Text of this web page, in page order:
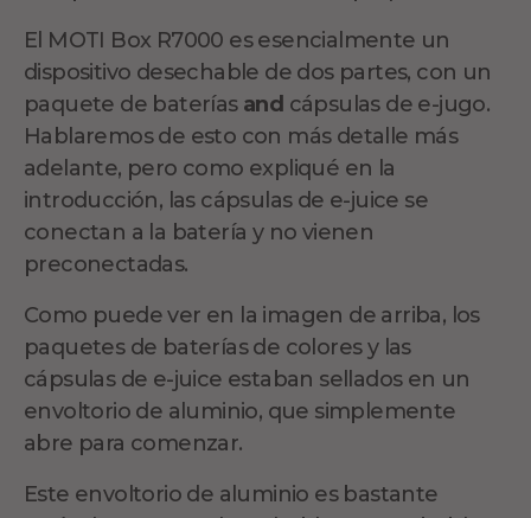
El MOTI Box R7000 es esencialmente un
dispositivo desechable de dos partes, con un
paquete de baterías and cápsulas de e-jugo.
Hablaremos de esto con más detalle más
adelante, pero como expliqué en la
introducción, las cápsulas de e-juice se
conectan a la batería y no vienen
preconectadas.
Como puede ver en la imagen de arriba, los
paquetes de baterías de colores y las
cápsulas de e-juice estaban sellados en un
envoltorio de aluminio, que simplemente
abre para comenzar.
Este envoltorio de aluminio es bastante